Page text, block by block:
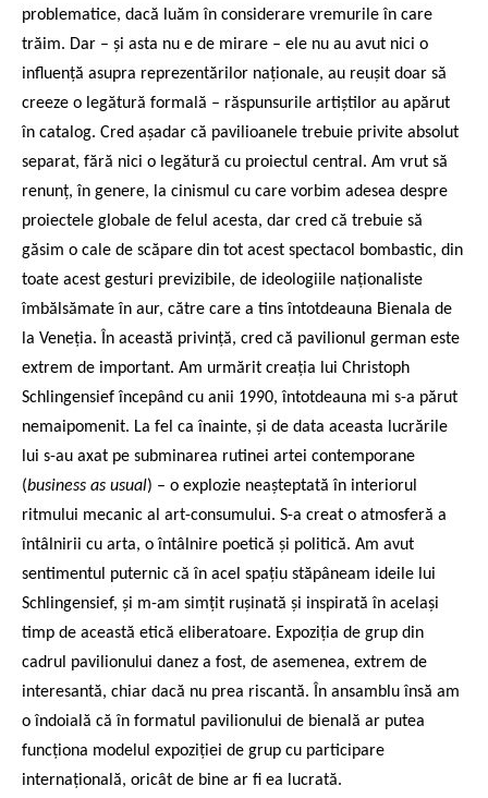
problematice, dacă luăm în considerare vremurile în care
trăim. Dar – și asta nu e de mirare – ele nu au avut nici o
influență asupra reprezentărilor naționale, au reușit doar să
creeze o legătură formală – răspunsurile artiștilor au apărut
în catalog. Cred așadar că pavilioanele trebuie privite absolut
separat, fără nici o legătură cu proiectul central. Am vrut să
renunț, în genere, la cinismul cu care vorbim adesea despre
proiectele globale de felul acesta, dar cred că trebuie să
găsim o cale de scăpare din tot acest spectacol bombastic, din
toate acest gesturi previzibile, de ideologiile naționaliste
îmbălsămate în aur, către care a tins întotdeauna Bienala de
la Veneția. În această privință, cred că pavilionul german este
extrem de important. Am urmărit creația lui Christoph
Schlingensief începând cu anii 1990, întotdeauna mi s-a părut
nemaipomenit. La fel ca înainte, și de data aceasta lucrările
lui s-au axat pe subminarea rutinei artei contemporane
(business as usual) – o explozie neașteptată în interiorul
ritmului mecanic al art-consumului. S-a creat o atmosferă a
întâlnirii cu arta, o întâlnire poetică și politică. Am avut
sentimentul puternic că în acel spațiu stăpâneam ideile lui
Schlingensief, și m-am simțit rușinată și inspirată în același
timp de această etică eliberatoare. Expoziția de grup din
cadrul pavilionului danez a fost, de asemenea, extrem de
interesantă, chiar dacă nu prea riscantă. În ansamblu însă am
o îndoială că în formatul pavilionului de bienală ar putea
funcționa modelul expoziției de grup cu participare
internațională, oricât de bine ar fi ea lucrată.